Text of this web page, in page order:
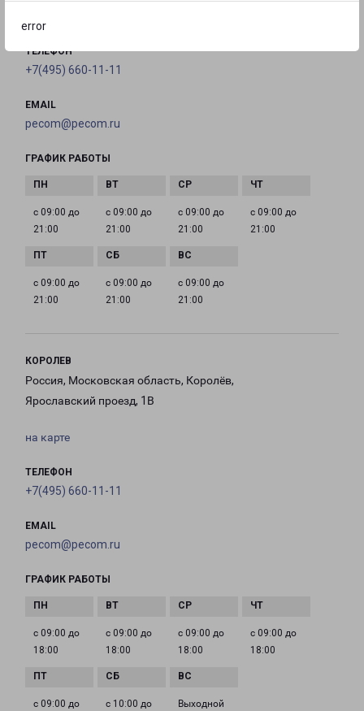
error
ТЕЛЕФОН
+7(495) 660-11-11
EMAIL
pecom@pecom.ru
ГРАФИК РАБОТЫ
с 09:00 до
21:00
с 09:00 до
21:00
с 09:00 до
21:00
с 09:00 до
21:00
с 09:00 до
21:00
с 09:00 до
21:00
с 09:00 до
21:00
КОРОЛЕВ
Россия, Московская область, Королёв,
Ярославский проезд, 1В
на карте
ТЕЛЕФОН
+7(495) 660-11-11
EMAIL
pecom@pecom.ru
ГРАФИК РАБОТЫ
с 09:00 до
18:00
с 09:00 до
18:00
с 09:00 до
18:00
с 09:00 до
18:00
с 09:00 до
с 10:00 до
Выходной